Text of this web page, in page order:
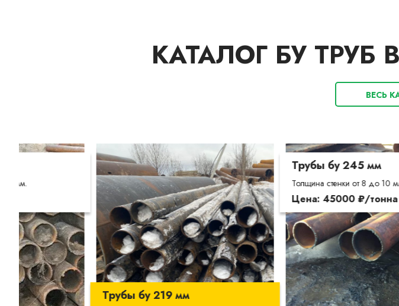
КАТАЛОГ БУ ТРУБ В
ВЕСЬ
Трубы бу 219 мм
Трубы бу 245 мм
Толщина стенки от 8 до 10 мм.
Цена: 45000 ₽/тонна